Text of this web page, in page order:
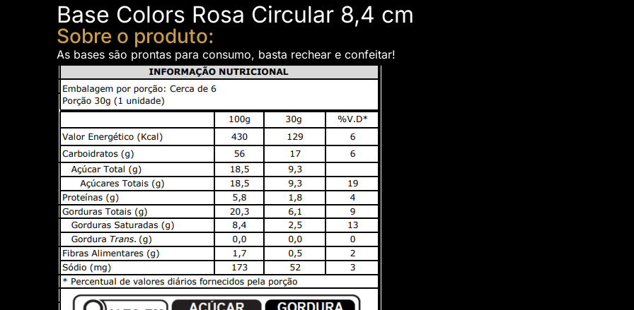
Base Colors Rosa Circular 8,4 cm
Sobre o produto:
As bases são prontas para consumo, basta rechear e confeitar!